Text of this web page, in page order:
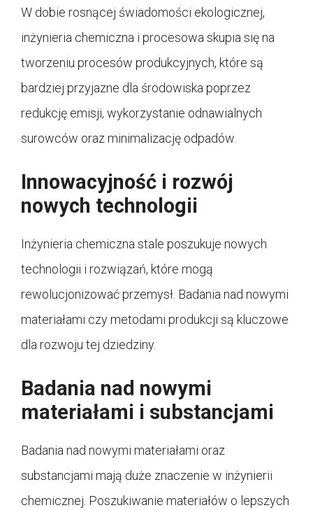
W dobie rosnącej świadomości ekologicznej,
inżynieria chemiczna i procesowa skupia się na
tworzeniu procesów produkcyjnych, które są
bardziej przyjazne dla środowiska poprzez
redukcję emisji, wykorzystanie odnawialnych
surowców oraz minimalizację odpadów.
Innowacyjność i rozwój
nowych technologii
Inżynieria chemiczna stale poszukuje nowych
technologii i rozwiązań, które mogą
rewolucjonizować przemysł. Badania nad nowymi
materiałami czy metodami produkcji są kluczowe
dla rozwoju tej dziedziny.
Badania nad nowymi
materiałami i substancjami
Badania nad nowymi materiałami oraz
substancjami mają duże znaczenie w inżynierii
chemicznej. Poszukiwanie materiałów o lepszych